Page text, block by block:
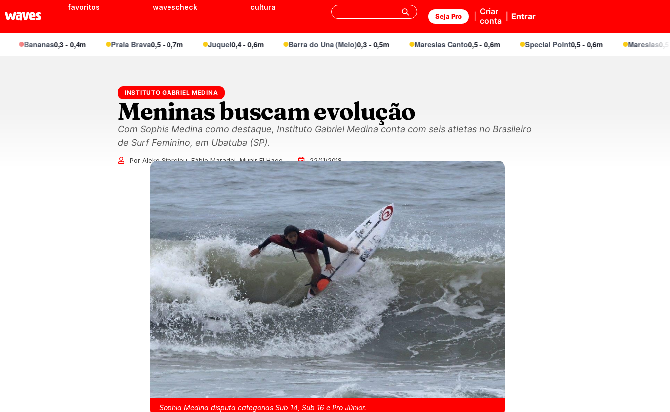
favoritos wavescheck cultura
Seja Pro
Criar
conta
Entrar
0,3 - 0,4m Praia Brava0,5 - 0,7m Juquei0,4 - 0,6m Barra do Una (Meio)0,3 - 0,5m Maresias Canto0,5 - 0,6m Special Point0,5 - 0,6m Maresias0,5 - 0,6m
INSTITUTO GABRIEL MEDINA
Meninas buscam evolução
Com Sophia Medina como destaque, Instituto Gabriel Medina conta com seis atletas no Brasileiro
de Surf Feminino, em Ubatuba (SP).
Por Aleko Stergiou, Fábio Maradei, Munir El Hage 22/11/2018
Sophia Medina disputa categorias Sub 14, Sub 16 e Pro Júnior.